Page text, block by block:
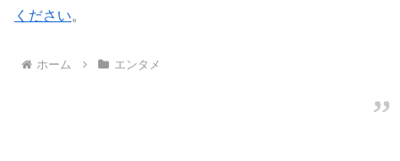
ください。
ホーム エンタメ